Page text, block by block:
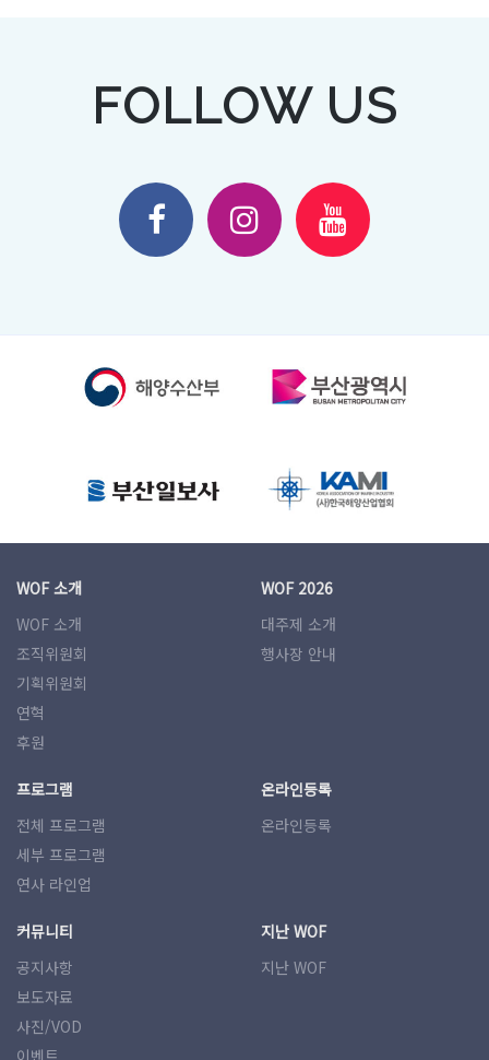
FOLLOW US
WOF 소개
WOF 소개
조직위원회
기획위원회
연혁
후원
WOF 2026
대주제 소개
행사장 안내
프로그램
전체 프로그램
세부 프로그램
연사 라인업
온라인등록
온라인등록
커뮤니티
공지사항
보도자료
사진/VOD
지난 WOF
지난 WOF